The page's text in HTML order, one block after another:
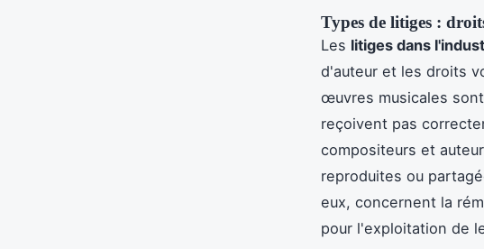
Types de litiges :
Les litiges dans
d'auteur et les droits
œuvres musicales
reçoivent pas
compositeurs et
reproduites ou
eux, concernent la
pour l'exploitation de